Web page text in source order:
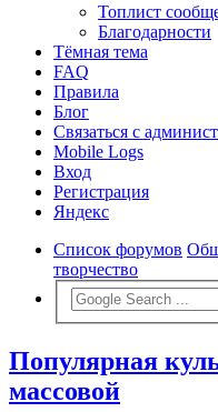
Топлист
Благодарности
Тёмная тема
FAQ
Правила
Блог
Связаться с
Mobile Logs
Вход
Регистрация
Яндекс
Список форумов
творчество
Популярная
массовой